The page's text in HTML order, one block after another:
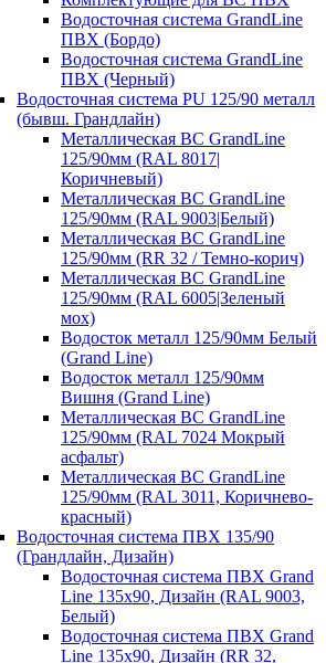
Водосточная система GrandLine
ПВХ (Бордо)
Водосточная система GrandLine
ПВХ (Черный)
Водосточная система PU 125/90 металл
(бывш. Грандлайн)
Металлическая ВС GrandLine
125/90мм (RAL 8017|
Коричневый)
Металлическая ВС GrandLine
125/90мм (RAL 9003|Белый)
Металлическая ВС GrandLine
125/90мм (RR 32 / Темно-корич)
Металлическая ВС GrandLine
125/90мм (RAL 6005|Зеленый
мох)
Водосток металл 125/90мм Белый
(Grand Line)
Водосток металл 125/90мм
Вишня (Grand Line)
Металлическая ВС GrandLine
125/90мм (RAL 7024 Мокрый
асфальт)
Металлическая ВС GrandLine
125/90мм (RAL 3011, Коричнево-
красный)
Водосточная система ПВХ 135/90
(Грандлайн, Дизайн)
Водосточная система ПВХ Grand
Line 135х90, Дизайн (RAL 9003,
Белый)
Водосточная система ПВХ Grand
Line 135х90, Дизайн (RR 32,